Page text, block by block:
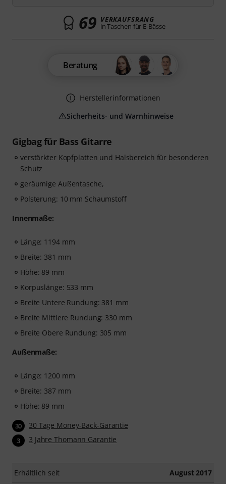
Gigbag für Bass Gitarre
verstärkter Kopfplatten und Halsbereich für besonderen
Schutz
geräumige Außentasche,
Polsterung: 10 mm Schaumstoff
Innenmaße:
Länge: 1194 mm
Breite: 381 mm
Höhe: 89 mm
Korpuslänge: 533 mm
Breite Untere Rundung: 381 mm
Breite Mittlere Rundung: 330 mm
Breite Obere Rundung: 305 mm
Außenmaße:
Länge: 1200 mm
Breite: 387 mm
Höhe: 89 mm
30 30 Tage Money-Back-Garantie
3 3 Jahre Thomann Garantie
Erhältlich seit August 2017
69 VERKAUFSRANG
in Taschen für E-Bässe
Beratung
Herstellerinformationen
Sicherheits- und Warnhinweise